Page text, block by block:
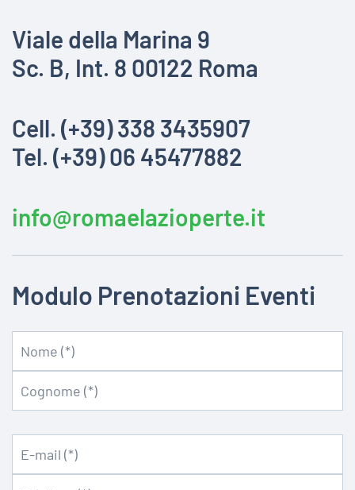
Viale della Marina 9
Sc. B, Int. 8 00122 Roma
Cell. (+39) 338 3435907
Tel. (+39) 06 45477882
info@romaelazioperte.it
Modulo Prenotazioni Eventi